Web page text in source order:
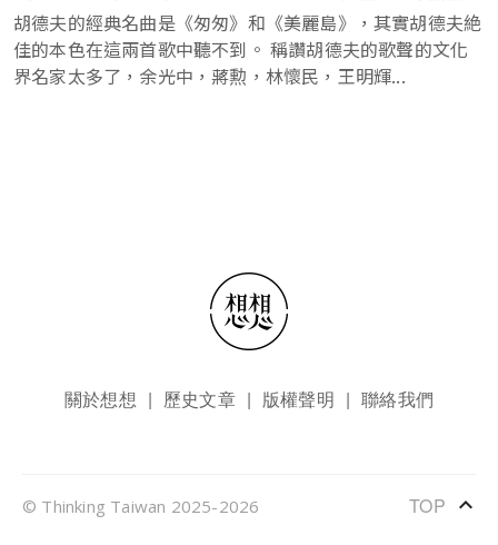
胡德夫的經典名曲是《匆匆》和《美麗島》，其實胡德夫絶
佳的本色在這兩首歌中聽不到。 稱讚胡德夫的歌聲的文化
界名家太多了，余光中，蔣勲，林懷民，王明輝...
頁尾選單關於想想 歷史文章 版權聲明 聯絡我們
© Thinking Taiwan 2025-2026 TOP keyboard_arrow_up